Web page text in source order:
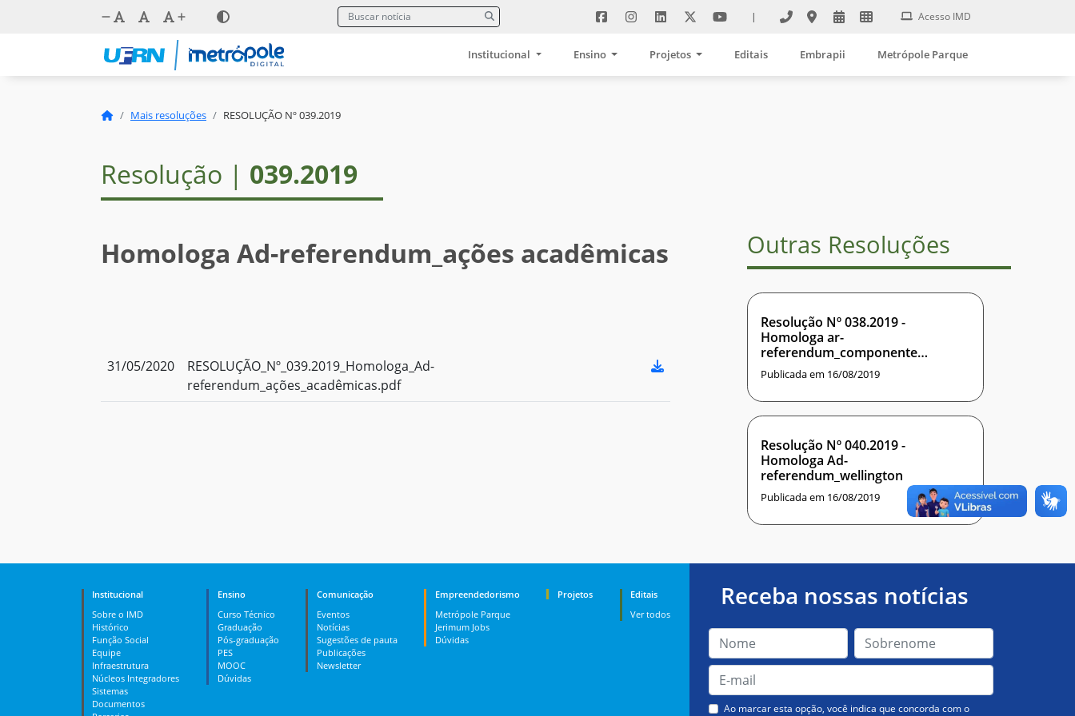
| Acesso IMD
Institucional Ensino Projetos Editais Embrapii Metrópole Parque
Mais resoluções RESOLUÇÃO Nº 039.2019
Resolução | 039.2019
Homologa Ad-referendum_ações acadêmicas
31/05/2020
RESOLUÇÃO_Nº_039.2019_Homologa_Ad-
referendum_ações_acadêmicas.pdf
Outras Resoluções
Resolução Nº 038.2019 -
Homologa ar-
referendum_componente
curricular
Publicada em 16/08/2019
Resolução Nº 040.2019 -
Homologa Ad-
referendum_wellington
Publicada em 16/08/2019
Institucional
Sobre o IMD
Histórico
Função Social
Equipe
Infraestrutura
Núcleos Integradores
Sistemas
Documentos
Ensino
Curso Técnico
Graduação
Pós-graduação
PES
MOOC
Dúvidas
Comunicação
Eventos
Notícias
Sugestões de pauta
Publicações
Newsletter
Empreendedorismo
Metrópole Parque
Jerimum Jobs
Dúvidas
Projetos
Editais
Ver todos
Receba nossas notícias
Ao marcar esta opção, você indica que concorda com o